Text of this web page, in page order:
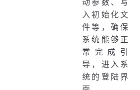
入初始化文
件等，确保
系统能够正
常完成引
导，进入系
统的登陆界